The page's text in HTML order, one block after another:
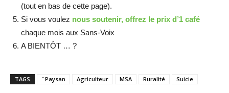
(tout en bas de cette page).
Si vous voulez nous soutenir, offrez le prix d’1 café
chaque mois aux Sans-Voix
A BIENTÔT … ?
TAGS ¨Paysan Agriculteur MSA Ruralité Suicie